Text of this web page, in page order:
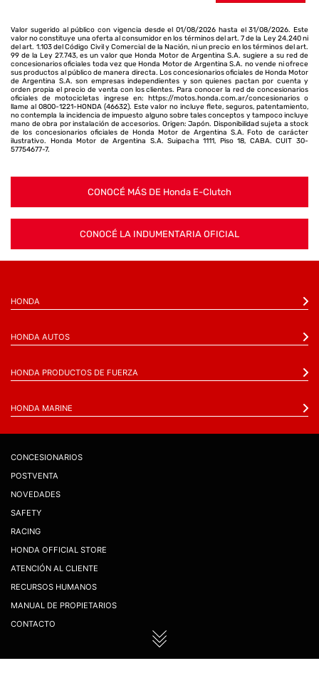
Valor sugerido al público con vigencia desde el 01/08/2026 hasta el 31/08/2026. Este
valor no constituye una oferta al consumidor en los términos del art. 7 de la Ley 24.240 ni
del art. 1.103 del Código Civil y Comercial de la Nación, ni un precio en los términos del art.
99 de la Ley 27.743, es un valor que Honda Motor de Argentina S.A. sugiere a su red de
concesionarios oficiales toda vez que Honda Motor de Argentina S.A. no vende ni ofrece
sus productos al público de manera directa. Los concesionarios oficiales de Honda Motor
de Argentina S.A. son empresas independientes y son quienes pactan por cuenta y
orden propia el precio de venta con los clientes. Para conocer la red de concesionarios
oficiales de motocicletas ingrese en: https://motos.honda.com.ar/concesionarios o
llame al 0800-1221-HONDA (46632). Este valor no incluye flete, seguros, patentamiento,
no contempla la incidencia de impuesto alguno sobre tales conceptos y tampoco incluye
mano de obra por instalación de accesorios. Origen: Japón. Disponibilidad sujeta a stock
de los concesionarios oficiales de Honda Motor de Argentina S.A. Foto de carácter
ilustrativo. Honda Motor de Argentina S.A. Suipacha 1111, Piso 18, CABA. CUIT 30-
57754677-7.
CONOCÉ LA INDUMENTARIA OFICIAL
CONOCÉ MÁS DE Honda E-Clutch
HONDA
HONDA AUTOS
HONDA PRODUCTOS DE FUERZA
HONDA MARINE
CONCESIONARIOS
POSTVENTA
NOVEDADES
SAFETY
RACING
HONDA OFFICIAL STORE
ATENCIÓN AL CLIENTE
RECURSOS HUMANOS
MANUAL DE PROPIETARIOS
CONTACTO